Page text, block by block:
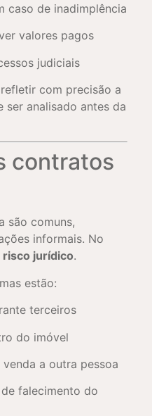
caso de inadimplência
valores pagos
judiciais
com precisão a
ser analisado antes da
contratos
são comuns,
informais. No
risco jurídico.
estão:
terceiros
do imóvel
a outra pessoa
falecimento do